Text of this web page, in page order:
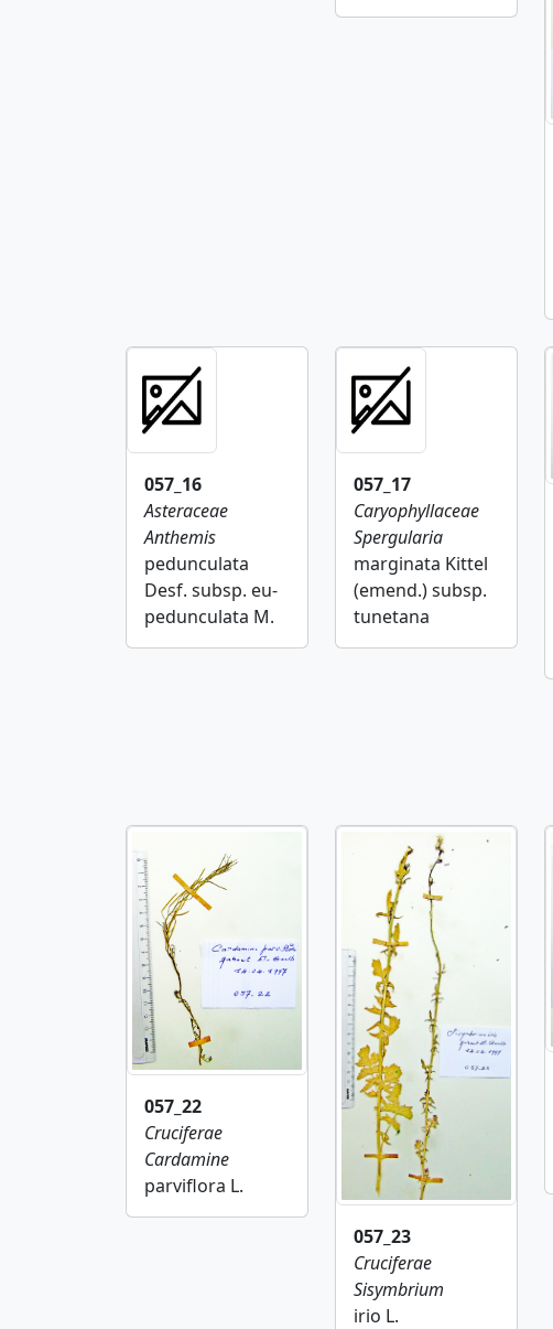
057_16
Asteraceae
Anthemis
pedunculata
Desf. subsp. eu-
pedunculata M.
057_17
Caryophyllaceae
Spergularia
marginata Kittel
(emend.) subsp.
tunetana
057_22
Cruciferae
Cardamine
parviflora L.
057_23
Cruciferae
Sisymbrium
irio L.